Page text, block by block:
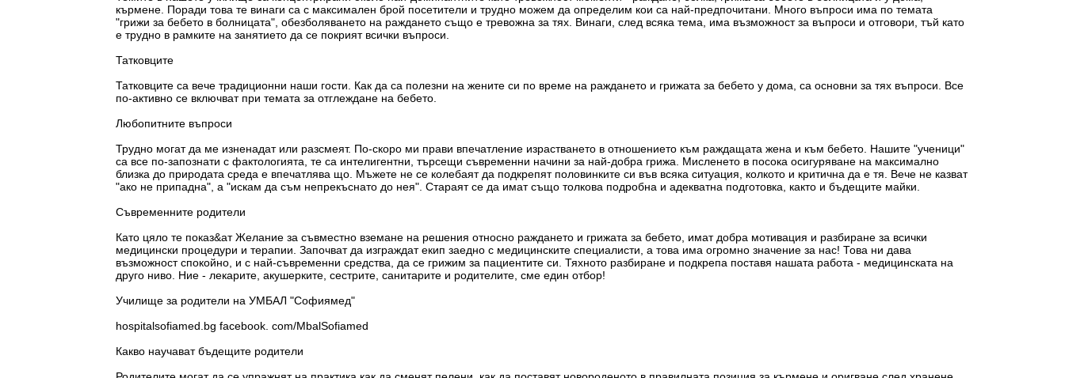
кърмене. Поради това те винаги са с максимален брой посетители и трудно можем да определим кои са най-предпочитани. Много въпроси има по темата
"грижи за бебето в болницата", обезболяването на раждането също е тревожна за тях. Винаги, след всяка тема, има възможност за въпроси и отговори, тъй като
е трудно в рамките на занятието да се покрият всички въпроси.
Татковците
Татковците са вече традиционни наши гости. Как да са полезни на жените си по време на раждането и грижата за бебето у дома, са основни за тях въпроси. Все
по-активно се включват при темата за отглеждане на бебето.
Любопитните въпроси
Трудно могат да ме изненадат или разсмеят. По-скоро ми прави впечатление израстването в отношението към раждащата жена и към бебето. Нашите "ученици"
са все по-запознати с фактологията, те са интелигентни, търсещи съвременни начини за най-добра грижа. Мисленето в посока осигуряване на максимално
близка до природата среда е впечатлява що. Мъжете не се колебаят да подкрепят половинките си във всяка ситуация, колкото и критична да е тя. Вече не казват
"ако не припадна", а "искам да съм непрекъснато до нея". Стараят се да имат също толкова подробна и адекватна подготовка, както и бъдещите майки.
Съвременните родители
Като цяло те показ&ат Желание за съвместно вземане на решения относно раждането и грижата за бебето, имат добра мотивация и разбиране за всички
медицински процедури и терапии. Започват да изграждат екип заедно с медицинските специалисти, а това има огромно значение за нас! Това ни дава
възможност спокойно, и с най-съвременни средства, да се грижим за пациентите си. Тяхното разбиране и подкрепа поставя нашата работа - медицинската на
друго ниво. Ние - лекарите, акушерките, сестрите, санитарите и родителите, сме един отбор!
Училище за родители на УМБАЛ "Софиямед"
hospitalsofiamed.bg facebook. com/MbalSofiamed
Какво научават бъдещите родители